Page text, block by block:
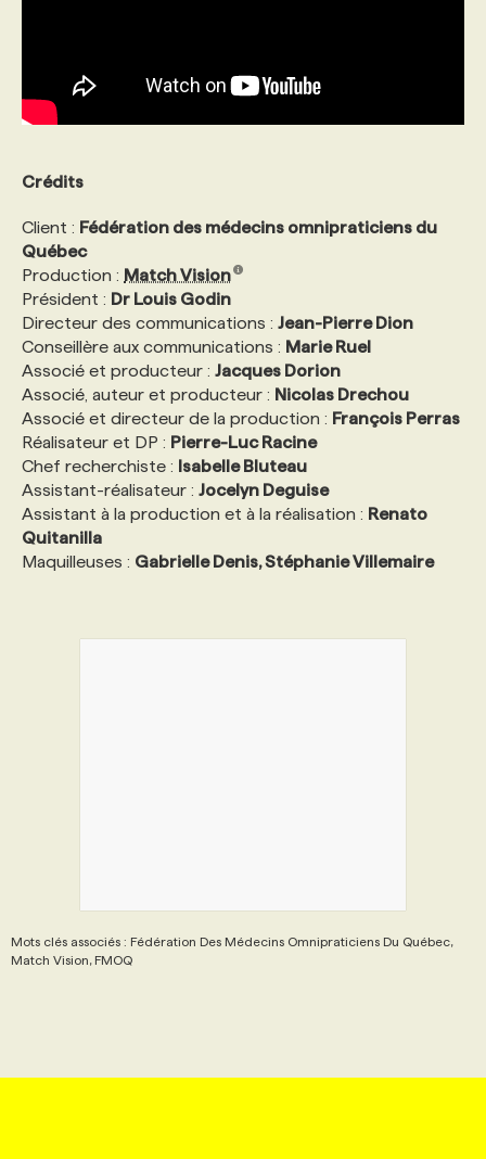
Crédits
Client : Fédération des médecins omnipraticiens du
Québec
Production : Match Vision
Président : Dr Louis Godin
Directeur des communications : Jean-Pierre Dion
Conseillère aux communications : Marie Ruel
Associé et producteur : Jacques Dorion
Associé, auteur et producteur : Nicolas Drechou
Associé et directeur de la production : François Perras
Réalisateur et DP : Pierre-Luc Racine
Chef recherchiste : Isabelle Bluteau
Assistant-réalisateur : Jocelyn Deguise
Assistant à la production et à la réalisation : Renato
Quitanilla
Maquilleuses : Gabrielle Denis, Stéphanie Villemaire
Mots clés associés : Fédération Des Médecins Omnipraticiens Du Québec,
Match Vision, FMOQ